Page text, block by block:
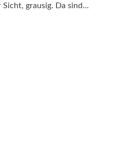
Sicht, grausig. Da sind…